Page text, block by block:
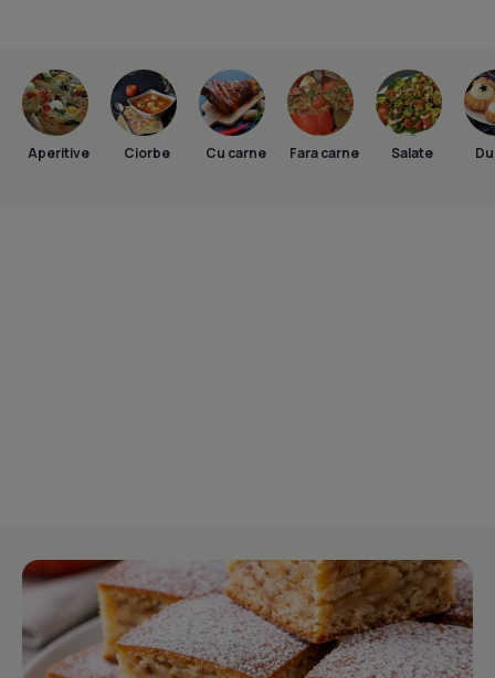
Aperitive Ciorbe Cu carne Fara carne Salate